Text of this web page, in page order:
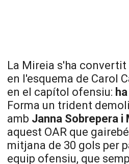
La Mireia s'ha convertit
en l'esquema de Carol
en el capítol ofensiu:
Forma un trident
amb Janna Sobrepera i
aquest OAR que
mitjana de 30 gols per
equip ofensiu, que